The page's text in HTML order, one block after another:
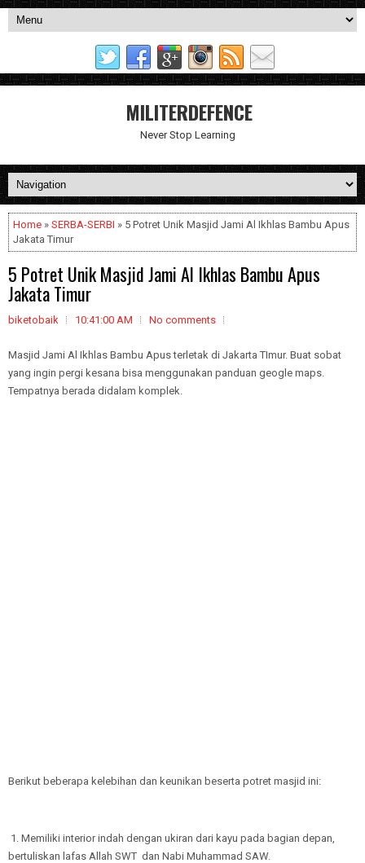
MILITERDEFENCE
Never Stop Learning
Home » SERBA-SERBI » 5 Potret Unik Masjid Jami Al Ikhlas Bambu Apus
Jakata Timur
5 Potret Unik Masjid Jami Al Ikhlas Bambu Apus
Jakata Timur
biketobaik 10:41:00 AM No comments
Masjid Jami Al Ikhlas Bambu Apus terletak di Jakarta TImur. Buat sobat
yang ingin pergi kesana bisa menggunakan panduan geogle maps.
Tempatnya berada didalam komplek.
Berikut beberapa kelebihan dan keunikan beserta potret masjid ini:
1. Memiliki interior indah dengan ukiran dari kayu pada bagian depan,
bertuliskan lafas Allah SWT dan Nabi Muhammad SAW.